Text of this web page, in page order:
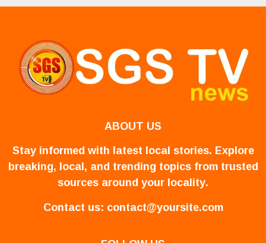
ABOUT US
Stay informed with latest local stories. Explore
breaking, local, and trending topics from trusted
sources around your locality.
Contact us: contact@yoursite.com